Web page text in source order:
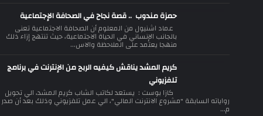
حمزة مندوب .. قصة نجاح في الصحافة الإجتماعية
عماد اشنيول من المعلوم أن الصحافة الاجتماعية تعنى
بالجانب الإنساني في الحياة الاجتماعية، حيث تنتهج إزاء ذلك
منهجا يعتمد على الملاحظة والاس...
كريم المشد يناقش كيفيه الربح من الإنترنت في برنامج
تلفزيوني
كازا بوست : يستعد لكاتب الشاب كريم المشد، الي تحويل
رواياته السابقة "مشروع الانترنت المالي"، الي عمل تلفزيوني وذلك بعد أن صدر
م...